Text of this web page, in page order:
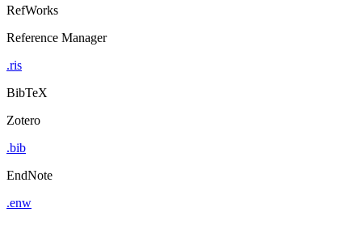
RefWorks
Reference Manager
.ris
BibTeX
Zotero
.bib
EndNote
.enw